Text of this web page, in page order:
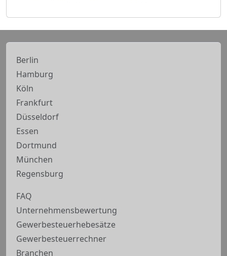
Berlin
Hamburg
Köln
Frankfurt
Düsseldorf
Essen
Dortmund
München
Regensburg
FAQ
Unternehmensbewertung
Gewerbesteuerhebesätze
Gewerbesteuerrechner
Branchen